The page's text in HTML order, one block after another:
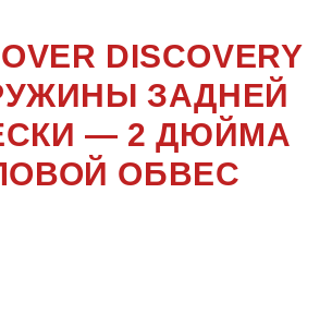
DISCOVERY
ЗАДНЕЙ
— 2 ДЮЙМА
ОБВЕС